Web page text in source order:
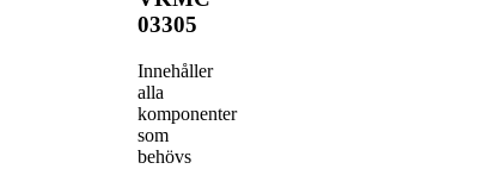
03305
Innehåller
alla
komponenter
som
behövs